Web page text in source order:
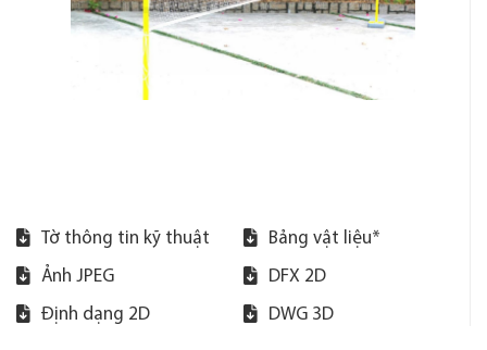
Tờ thông tin kỹ thuật Bảng vật liệu*
Ảnh JPEG DFX 2D
Định dạng 2D DWG 3D